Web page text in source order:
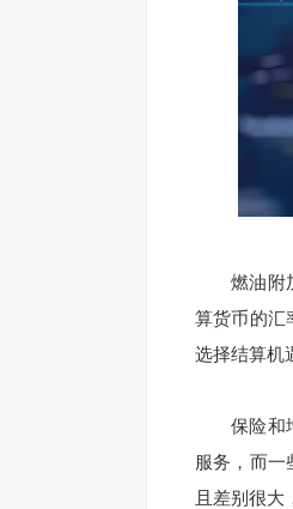
燃油附加
算货币的汇
选择结算机
保险和增
服务，而一
且差别很大